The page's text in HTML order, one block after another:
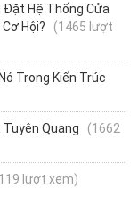
Đặt Hệ Thống Cửa
Hội?
(1465 lượt
Trong Kiến Trúc
Quang
(1662
lượt xem)